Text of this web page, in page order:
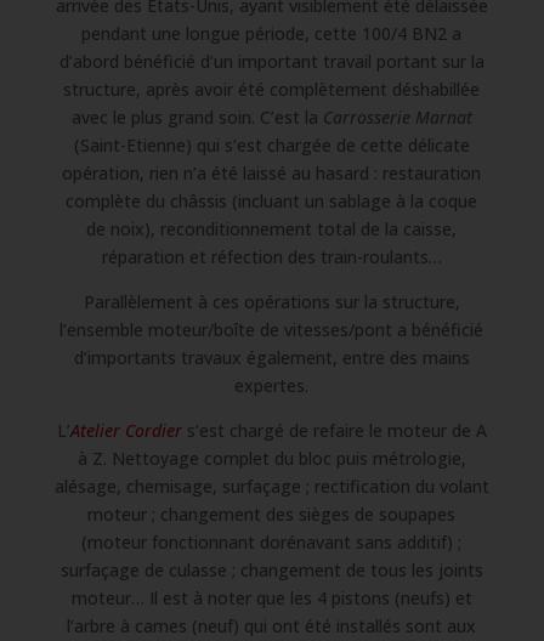
arrivée des Etats-Unis, ayant visiblement été délaissée
pendant une longue période, cette 100/4 BN2 a
d’abord bénéficié d’un important travail portant sur la
structure, après avoir été complètement déshabillée
avec le plus grand soin. C’est la Carrosserie Marnat
(Saint-Etienne) qui s’est chargée de cette délicate
opération, rien n’a été laissé au hasard : restauration
complète du châssis (incluant un sablage à la coque
de noix), reconditionnement total de la caisse,
réparation et réfection des train-roulants…
Parallèlement à ces opérations sur la structure,
l’ensemble moteur/boîte de vitesses/pont a bénéficié
d’importants travaux également, entre des mains
expertes.
L’Atelier Cordiers’est chargé de refaire le moteur de A
à Z. Nettoyage complet du bloc puis métrologie,
alésage, chemisage, surfaçage ; rectification du volant
moteur ; changement des sièges de soupapes
(moteur fonctionnant dorénavant sans additif) ;
surfaçage de culasse ; changement de tous les joints
moteur… Il est à noter que les 4 pistons (neufs) et
l’arbre à cames (neuf) qui ont été installés sont aux